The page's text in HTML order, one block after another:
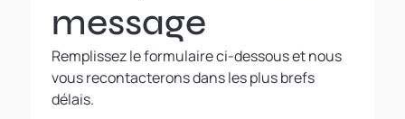
message
Remplissez le formulaire ci-dessous et nous
vous recontacterons dans les plus brefs
délais.